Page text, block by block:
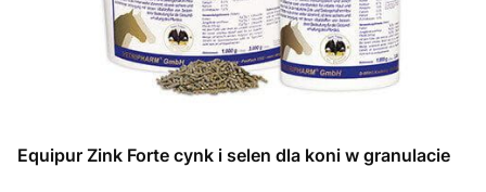
Equipur Zink Forte cynk i selen dla koni w granulacie